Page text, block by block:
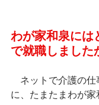
わが家和泉には
で就職しました
ネットで介護の仕
に、たまたまわが家